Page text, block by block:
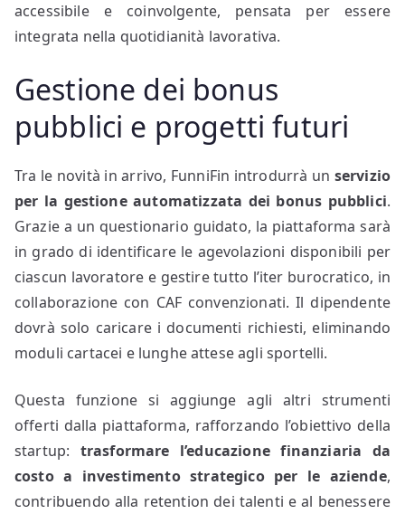
accessibile e coinvolgente, pensata per essere
integrata nella quotidianità lavorativa.
Gestione dei bonus
pubblici e progetti futuri
Tra le novità in arrivo, FunniFin introdurrà un servizio
per la gestione automatizzata dei bonus pubblici.
Grazie a un questionario guidato, la piattaforma sarà
in grado di identificare le agevolazioni disponibili per
ciascun lavoratore e gestire tutto l’iter burocratico, in
collaborazione con CAF convenzionati. Il dipendente
dovrà solo caricare i documenti richiesti, eliminando
moduli cartacei e lunghe attese agli sportelli.
Questa funzione si aggiunge agli altri strumenti
offerti dalla piattaforma, rafforzando l’obiettivo della
startup: trasformare l’educazione finanziaria da
costo a investimento strategico per le aziende,
contribuendo alla retention dei talenti e al benessere